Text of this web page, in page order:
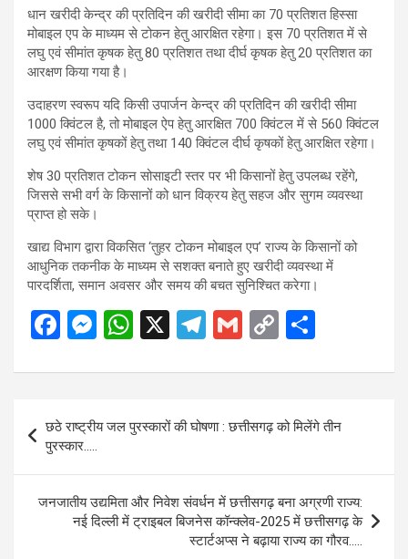
धान खरीदी केन्द्र की प्रतिदिन की खरीदी सीमा का 70 प्रतिशत हिस्सा
मोबाइल एप के माध्यम से टोकन हेतु आरक्षित रहेगा। इस 70 प्रतिशत में से
लघु एवं सीमांत कृषक हेतु 80 प्रतिशत तथा दीर्घ कृषक हेतु 20 प्रतिशत का
आरक्षण किया गया है।
उदाहरण स्वरूप यदि किसी उपार्जन केन्द्र की प्रतिदिन की खरीदी सीमा
1000 क्विंटल है, तो मोबाइल ऐप हेतु आरक्षित 700 क्विंटल में से 560 क्विंटल
लघु एवं सीमांत कृषकों हेतु तथा 140 क्विंटल दीर्घ कृषकों हेतु आरक्षित रहेगा।
शेष 30 प्रतिशत टोकन सोसाइटी स्तर पर भी किसानों हेतु उपलब्ध रहेंगे,
जिससे सभी वर्ग के किसानों को धान विक्रय हेतु सहज और सुगम व्यवस्था
प्राप्त हो सके।
खाद्य विभाग द्वारा विकसित ‘तुहर टोकन मोबाइल एप’ राज्य के किसानों को
आधुनिक तकनीक के माध्यम से सशक्त बनाते हुए खरीदी व्यवस्था में
पारदर्शिता, समान अवसर और समय की बचत सुनिश्चित करेगा।
F
ce
o
o
k
M
se
g
er
W
at
A
p
p
X
T
e
a
m
G
ail
C
py
Li
n
k
ar
e
Post
navigation
छठे राष्ट्रीय जल पुरस्कारों की घोषणा : छत्तीसगढ़ को मिलेंगे तीन
पुरस्कार…..
जनजातीय उद्यमिता और निवेश संवर्धन में छत्तीसगढ़ बना अग्रणी राज्य:
नई दिल्ली में ट्राइबल बिजनेस कॉन्क्लेव-2025 में छत्तीसगढ़ के
स्टार्टअप्स ने बढ़ाया राज्य का गौरव…..